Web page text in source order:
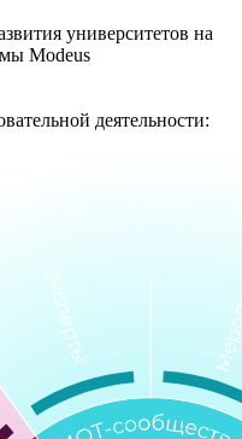
университетов на
Modeus
деятельности: